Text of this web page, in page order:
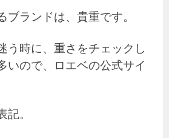
ブランドは、貴重です。
う時に、重さをチェックし
いので、ロエベの公式サイ
。